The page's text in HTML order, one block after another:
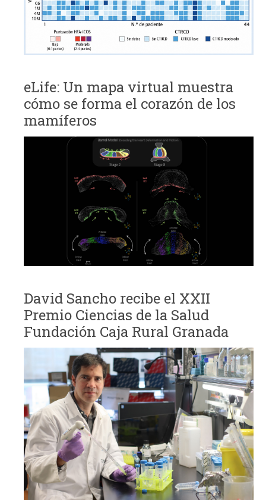
eLife: Un mapa virtual muestra
cómo se forma el corazón de los
mamíferos
David Sancho recibe el XXII
Premio Ciencias de la Salud
Fundación Caja Rural Granada